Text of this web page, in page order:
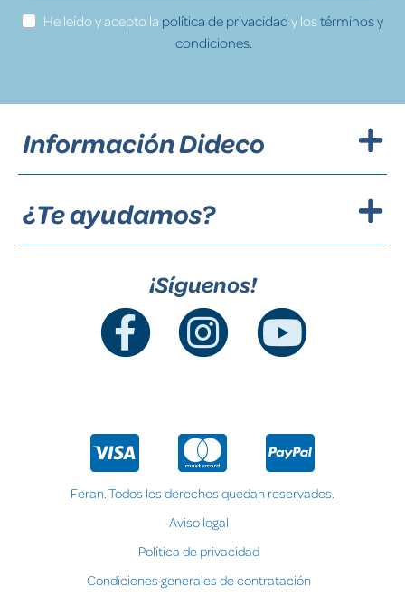
He leído y acepto la política de privacidad y lostérminos y
condiciones.
Información Dideco
¿Te ayudamos?
¡Síguenos!
Feran. Todos los derechos quedan reservados.
Aviso legal
Política de privacidad
Condiciones generales de contratación